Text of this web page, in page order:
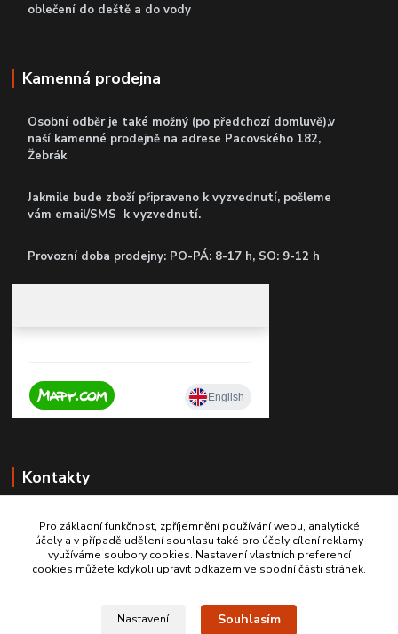
oblečení do deště a do vody
Kamenná prodejna
Osobní odběr je také možný (po předchozí domluvě),v
naší kamenné prodejně na adrese Pacovského 182,
Žebrák
Jakmile bude zboží připraveno k vyzvednutí, pošleme
vám email/SMS k vyzvednutí.
Provozní doba prodejny: PO-PÁ: 8-17 h, SO: 9-12 h
Kontakty
+420 603467970
Pro základní funkčnost, zpříjemnění používání webu, analytické
účely a v případě udělení souhlasu také pro účely cílení reklamy
využíváme soubory cookies. Nastavení vlastních preferencí
cookies můžete kdykoli upravit odkazem ve spodní části stránek.
Nastavení Souhlasím